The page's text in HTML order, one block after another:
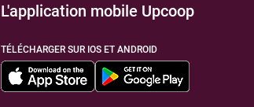
L'application mobile Upcoop
TÉLÉCHARGER SUR IOS ET ANDROID